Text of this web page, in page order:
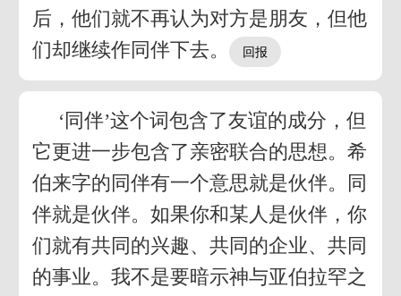
后，他们就不再认为对方是朋友，但他
们却继续作同伴下去。
‘同伴’这个词包含了友谊的成分，但
它更进一步包含了亲密联合的思想。希
伯来字的同伴有一个意思就是伙伴。同
伴就是伙伴。如果你和某人是伙伴，你
们就有共同的兴趣、共同的企业、共同
的事业。我不是要暗示神与亚伯拉罕之